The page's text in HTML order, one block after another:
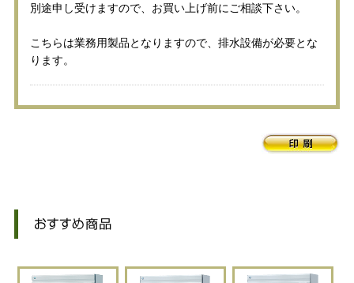
別途申し受けますので、お買い上げ前にご相談下さい。
こちらは業務用製品となりますので、排水設備が必要とな
ります。